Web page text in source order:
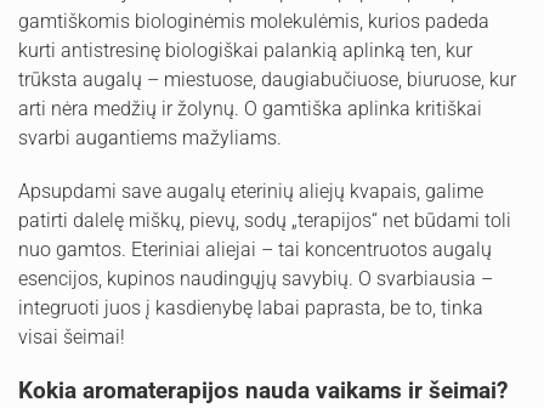
gamtiškomis biologinėmis molekulėmis, kurios padeda
kurti antistresinę biologiškai palankią aplinką ten, kur
trūksta augalų – miestuose, daugiabučiuose, biuruose, kur
arti nėra medžių ir žolynų. O gamtiška aplinka kritiškai
svarbi augantiems mažyliams.
Apsupdami save augalų eterinių aliejų kvapais, galime
patirti dalelę miškų, pievų, sodų „terapijos“ net būdami toli
nuo gamtos. Eteriniai aliejai – tai koncentruotos augalų
esencijos, kupinos naudingųjų savybių. O svarbiausia –
integruoti juos į kasdienybę labai paprasta, be to, tinka
visai šeimai!
Kokia aromaterapijos nauda vaikams ir šeimai?